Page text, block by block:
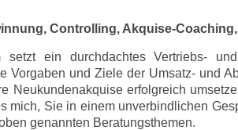
Controlling, Akquise-
setzt ein durchdachtes Vertriebs-
Vorgaben und Ziele der Umsatz- und
Neukundenakquise erfolgreich
mich, Sie in einem unverbindlichen
genannten Beratungsthemen.